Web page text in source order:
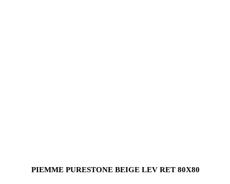
PIEMME PURESTONE BEIGE LEV RET 80X80